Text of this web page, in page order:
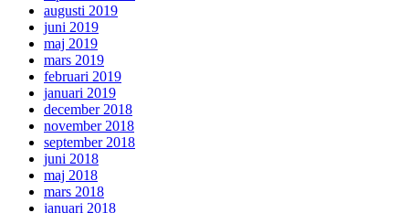
augusti 2019
juni 2019
maj 2019
mars 2019
februari 2019
januari 2019
december 2018
november 2018
september 2018
juni 2018
maj 2018
mars 2018
januari 2018